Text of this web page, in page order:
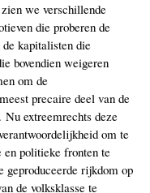
we verschillende
die proberen de
kapitalisten die
bovendien weigeren
om de
precaire deel van de
Nu extreemrechts deze
om te
en politieke fronten te
geproduceerde rijkdom op
de volksklasse te